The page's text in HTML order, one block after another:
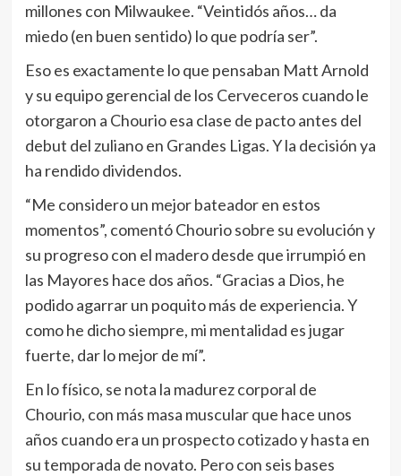
millones con Milwaukee. “Veintidós años… da
miedo (en buen sentido) lo que podría ser”.
Eso es exactamente lo que pensaban Matt Arnold
y su equipo gerencial de los Cerveceros cuando le
otorgaron a Chourio esa clase de pacto antes del
debut del zuliano en Grandes Ligas. Y la decisión ya
ha rendido dividendos.
“Me considero un mejor bateador en estos
momentos”, comentó Chourio sobre su evolución y
su progreso con el madero desde que irrumpió en
las Mayores hace dos años. “Gracias a Dios, he
podido agarrar un poquito más de experiencia. Y
como he dicho siempre, mi mentalidad es jugar
fuerte, dar lo mejor de mí”.
En lo físico, se nota la madurez corporal de
Chourio, con más masa muscular que hace unos
años cuando era un prospecto cotizado y hasta en
su temporada de novato. Pero con seis bases